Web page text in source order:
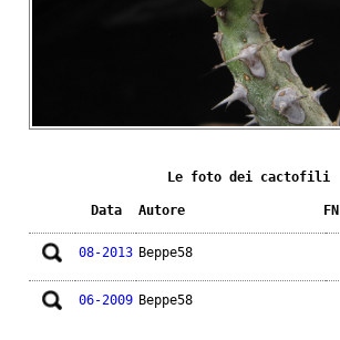
Le foto dei cactofili
Data Autore FN
08-2013 Beppe58
06-2009 Beppe58